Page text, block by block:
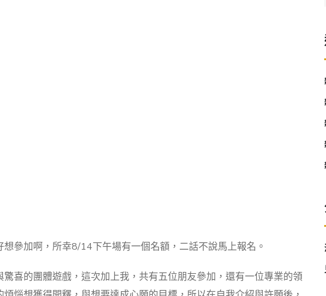
參加啊，所幸8/14下午場有一個名額，二話不說馬上報名。
喜的團體遊戲，這次加上我，共有五位朋友參加，還有一位專業的領